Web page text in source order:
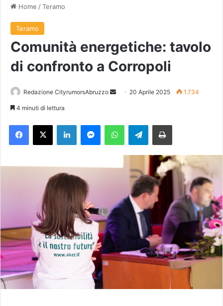
Home /Teramo
Teramo
Comunità energetiche: tavolo
di confronto a Corropoli
Redazione CityrumorsAbruzzo
a
m
i
l
20 Aprile 2025 1.734
4 minuti di lettura
Telegram